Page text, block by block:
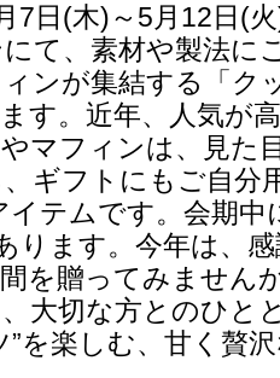
7日(木)～5月12日(
て、素材や製法に
ンが集結する「ク
す。近年、人気が
マフィンは、見た
ギフトにもご自分
イテムです。会期
ります。今年は、
を贈ってみません
大切な方とのひと
”を楽しむ、甘く贅